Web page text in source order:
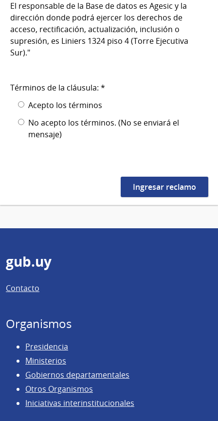
El responsable de la Base de datos es Agesic y la
dirección donde podrá ejercer los derechos de
acceso, rectificación, actualización, inclusión o
supresión, es Liniers 1324 piso 4 (Torre Ejecutiva
Sur)."
Términos de la cláusula: *
Acepto los términos
No acepto los términos. (No se enviará el
mensaje)
Pie
de
página
gub.uy
Contacto
Organismos
Presidencia
Ministerios
Gobiernos departamentales
Otros Organismos
Iniciativas interinstitucionales